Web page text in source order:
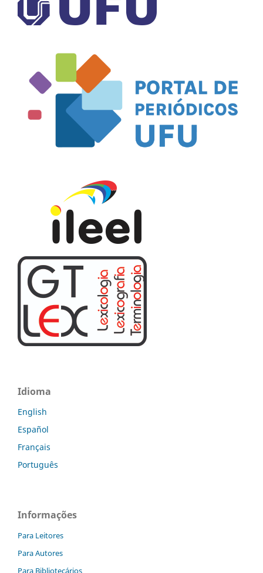
Idioma
English
Español
Français
Português
Informações
Para Leitores
Para Autores
Para Bibliotecários